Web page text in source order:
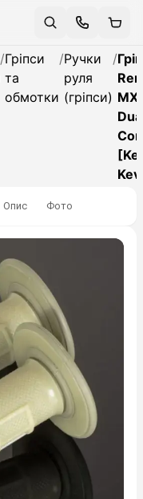
/Гріпси
та
обмотки
/Ручки
руля
(гріпси)
/
MX
Опис Фото